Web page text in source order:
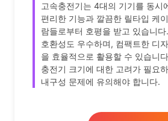
고속충전기는 4대의 기기를 동시
편리한 기능과 깔끔한 릴타입 케
람들로부터 호평을 받고 있습니
호환성도 우수하며, 컴팩트한 디
을 효율적으로 활용할 수 있습니
충전기 크기에 대한 고려가 필요
내구성 문제에 유의해야 합니다.